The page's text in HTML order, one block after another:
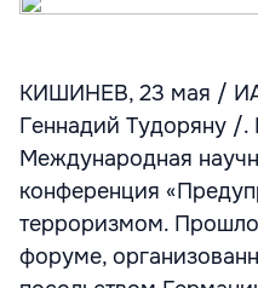
КИШИНЕВ, 23 мая /
Геннадий Тудоряну /.
Международная
конференция
терроризмом.
форуме,